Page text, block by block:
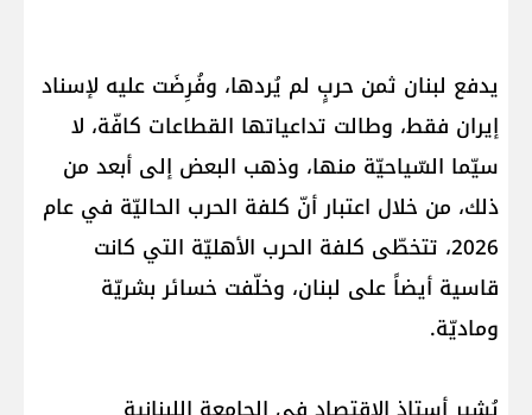
يدفع لبنان ثمن حربٍ لم يُردها، وفُرِضَت عليه لإسناد
إيران فقط، وطالت تداعياتها القطاعات كافّة، لا
سيّما السّياحيّة منها، وذهب البعض إلى أبعد من
ذلك، من خلال اعتبار أنّ كلفة الحرب الحاليّة في عام
2026، تتخطّى كلفة الحرب الأهليّة التي كانت
قاسية أيضاً على لبنان، وخلّفت خسائر بشريّة
وماديّة.